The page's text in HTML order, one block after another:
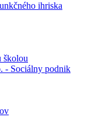
ihriska
školou
- Sociálny podnik